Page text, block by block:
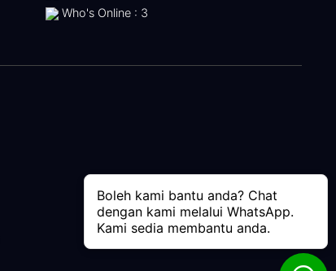
Who's Online : 3
Boleh kami bantu anda? Chat
dengan kami melalui WhatsApp.
Kami sedia membantu anda.